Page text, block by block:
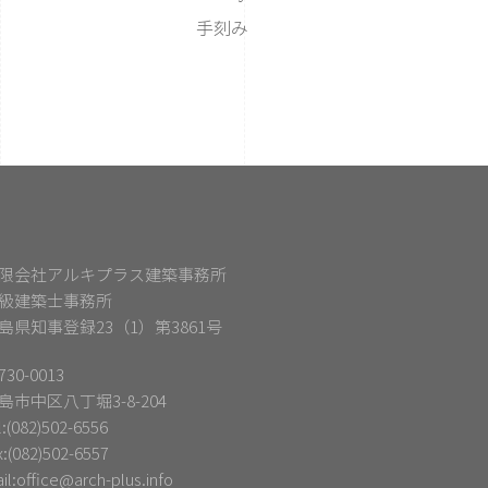
手刻み
会社アルキプラス建築事務所
建築士事務所
県知事登録23（1）第3861号
0013
市中区八丁堀3-8-204
6556
6557
office@arch-plus.info